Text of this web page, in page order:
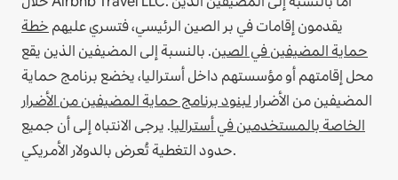
يقدمون إقامات في بر الصين الرئيسي، فتسري عليهم خطة
حماية المضيفين في الصين. بالنسبة إلى المضيفين الذين يقع
محل إقامتهم أو مؤسستهم داخل أستراليا، يخضع برنامج حماية
المضيفين من الأضرار لبنود برنامج حماية المضيفين من الأضرار
الخاصة بالمستخدمين في أستراليا. يرجى الانتباه إلى أن جميع
حدود التغطية تُعرض بالدولار الأمريكي.